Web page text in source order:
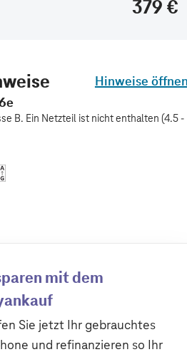
379 €
Hinweise
B. Ein Netzteil ist nicht enthalten (4.5 -
mit dem
Sie jetzt Ihr gebrauchtes
und refinanzieren so Ihr